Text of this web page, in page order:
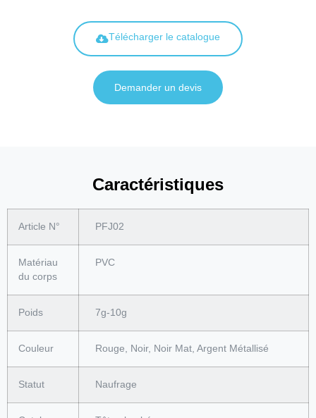
Télécharger le catalogue
Demander un devis
Caractéristiques
Article N° PFJ02
Matériau
du corps
PVC
Poids 7g-10g
Couleur Rouge, Noir, Noir Mat, Argent Métallisé
Statut Naufrage